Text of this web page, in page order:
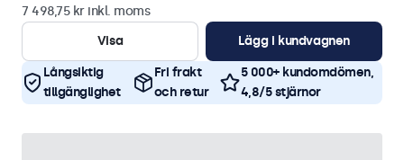
7 498,75 kr inkl. moms
Visa
Lägg i kundvagnen
Långsiktig
tillgänglighet
Fri frakt
och retur
5 000+ kundomdömen,
4,8/5 stjärnor